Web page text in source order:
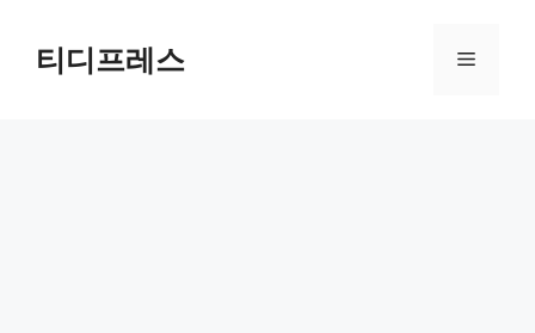
티디프레스 메